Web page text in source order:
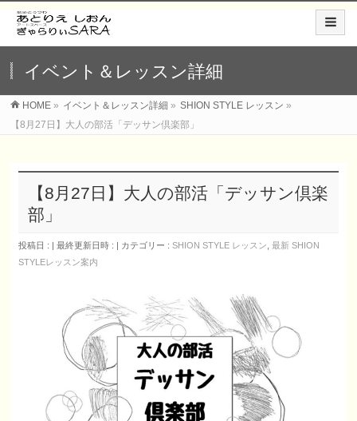
イベント＆レッスン詳細
HOME » イベント＆レッスン詳細 » SHION STYLE レッスン »
【8月27日】大人の部活「デッサン倶楽部」
【8月27日】大人の部活「デッサン倶楽
部」
投稿日 : 最終更新日時 : カテゴリー :SHION STYLE レッスン ,最新 SHION
STYLEレッスン案内